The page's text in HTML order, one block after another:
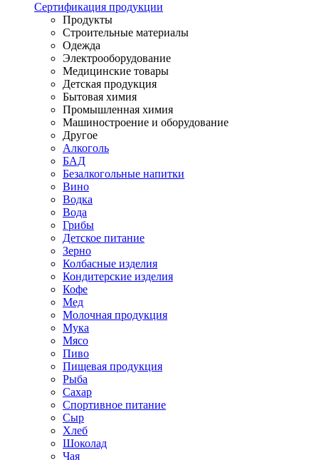
Сертификация продукции
Продукты
Строительные материалы
Одежда
Электрооборудование
Медицинские товары
Детская продукция
Бытовая химия
Промышленная химия
Машиностроение и оборудование
Другое
Алкоголь
БАД
Безалкогольные напитки
Вино
Водка
Вода
Грибы
Детское питание
Зерно
Колбасные изделия
Кондитерские изделия
Кофе
Мед
Молочная продукция
Мука
Мясо
Пиво
Пищевая продукция
Рыба
Сахар
Спортивное питание
Сыр
Хлеб
Шоколад
Чая